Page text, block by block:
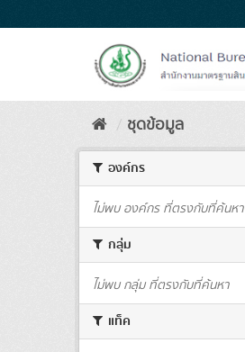
to
ชุดข้อมูล
องค์กร
ไม่พบ องค์กร ที่ตรงกับที่ค้นหา
กลุ่ม
ไม่พบ กลุ่ม ที่ตรงกับที่ค้นหา
แท็ค